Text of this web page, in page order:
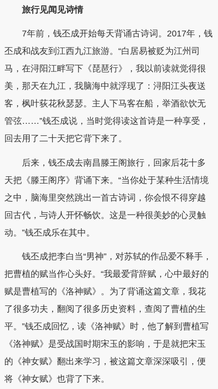
旅行见闻见诗情
7年前，钱丕成开始每天背诵古诗词。2017年，钱
丕成和战友到江西九江旅游。“白居易被贬为江州司
马，在浔阳江畔写下《琵琶行》，我以前读就觉得很
美，那天在九江，我脑海中就浮现了：浔阳江头夜送
客，枫叶荻花秋瑟瑟。主人下马客在船，举酒欲饮无
管弦……”钱丕成说，当时觉得读这首诗是一种享受，
回去用了二十天把它背下来了。
后来，钱丕成去南昌滕王阁旅行，回家后花十多
天把《滕王阁序》背诵下来。“当你处于某种生活情境
之中，脑海里突然跳出一首古诗词，你会恨不得穿越
回古代，与诗人开怀畅饮。这是一种很美妙的心灵触
动。”钱丕成乐在其中。
钱丕成把李白当“男神”，对苏轼的作品爱不释手，
把曹植的赋当作心头好。“我最爱背辞赋，心中最好的
赋是曹植写的《洛神赋》。为了背诵这篇文章，我花
了很多功夫，翻阅了很多历史资料，查阅了曹植的生
平。”钱丕成回忆，读《洛神赋》时，他了解到曹植写
《洛神赋》是受战国时期宋玉的影响，于是就把宋玉
的《神女赋》翻出来学习，被这篇文章深深吸引，便
将《神女赋》也背了下来。